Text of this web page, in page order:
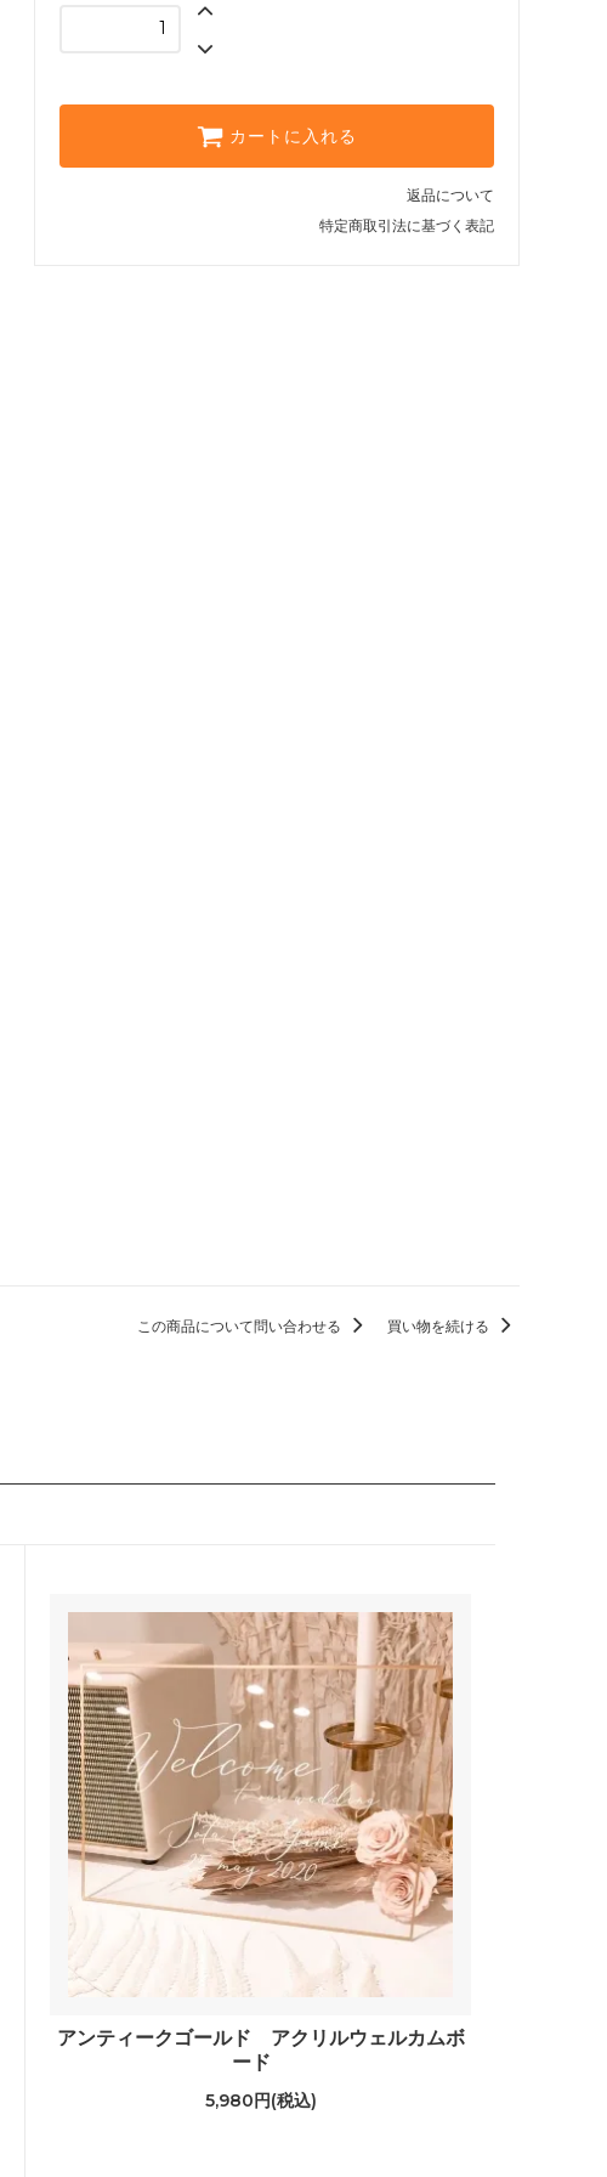
カートに入れる
返品について
特定商取引法に基づく表記
この商品について問い合わせる 買い物を続ける
アンティークゴールド アクリルウェルカムボ
ード
5,980円(税込)